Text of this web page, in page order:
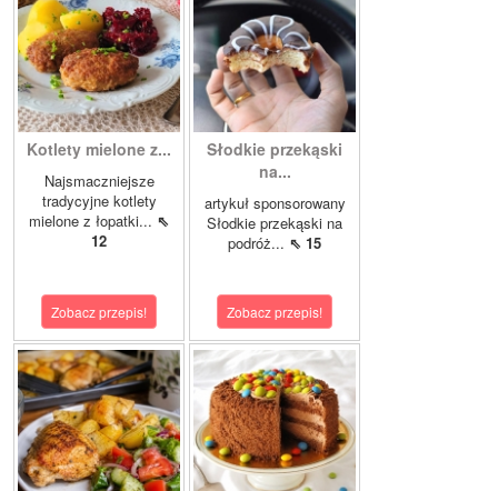
Kotlety mielone z...
Najsmaczniejsze
tradycyjne kotlety
mielone z łopatki... ⇖
12
Zobacz przepis!
Słodkie przekąski
na...
artykuł sponsorowany
Słodkie przekąski na
podróż... ⇖ 15
Zobacz przepis!